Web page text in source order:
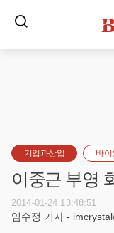
기업과산업 바이
이중근 부영
2014-01-24 13:48:51
임수정 기자 -